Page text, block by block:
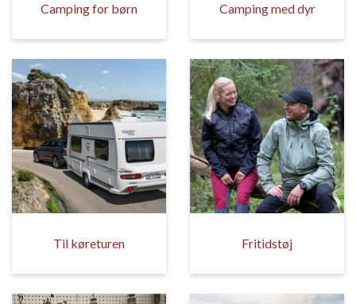
Camping for børn Camping med dyr
Til køreturen Fritidstøj